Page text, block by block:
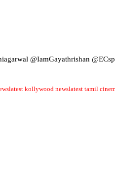
@IamGayathrishan
latest kollywood newslatest tamil